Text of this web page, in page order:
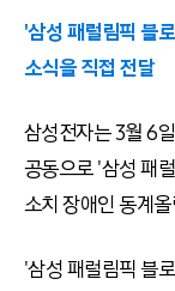
'삼성 패럴림픽 블
소식을 직접 전달
삼성전자는 3월 6
공동으로 '삼성 패
소치 장애인 동계
'삼성 패럴림픽 블